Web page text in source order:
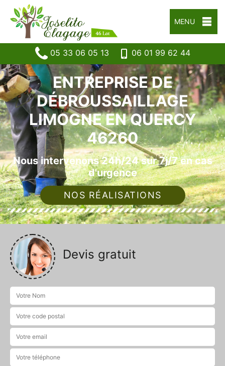
MENU
05 33 06 05 13 06 01 99 62 44
ENTREPRISE DE
DÉBROUSSAILLAGE
LIMOGNE EN QUERCY
46260
Nous intervenons 24h/24 sur 7j/7 en cas
d'urgence
NOS RÉALISATIONS
Devis gratuit